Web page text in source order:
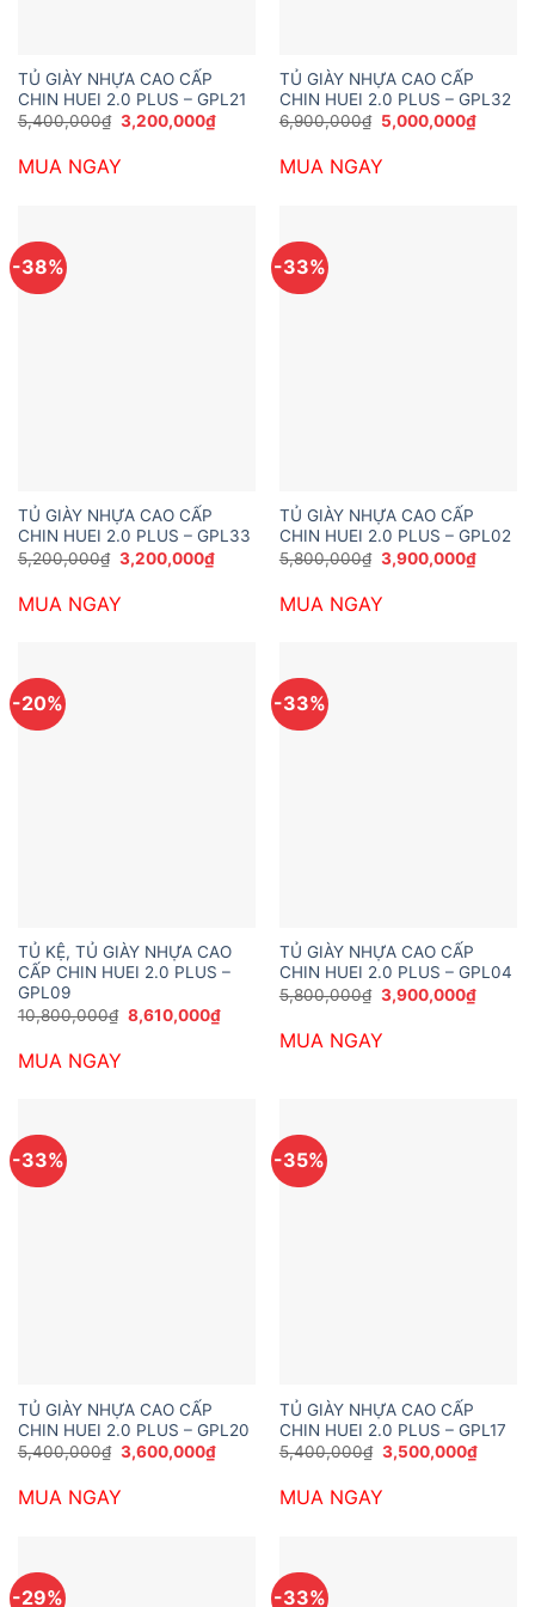
TỦ GIÀY NHỰA CAO CẤP
CHIN HUEI 2.0 PLUS – GPL21
5,400,000₫ Giá
gốc
5,400,000₫.
3,200,000₫Giá
hiện
MUA NGAY
TỦ GIÀY NHỰA CAO CẤP
CHIN HUEI 2.0 PLUS – GPL32
6,900,000₫ Giá
gốc
6,900,000₫.
5,000,000₫Giá
hiện
MUA NGAY
-38%
TỦ GIÀY NHỰA CAO CẤP
CHIN HUEI 2.0 PLUS – GPL33
5,200,000₫ Giá
gốc
5,200,000₫.
3,200,000₫Giá
hiện
3,200,000₫.
MUA NGAY
-33%
TỦ GIÀY NHỰA CAO CẤP
CHIN HUEI 2.0 PLUS – GPL02
5,800,000₫ Giá
gốc
5,800,000₫.
3,900,000₫Giá
hiện
MUA NGAY
-20%
TỦ KỆ, TỦ GIÀY NHỰA CAO
CẤP CHIN HUEI 2.0 PLUS –
GPL09
10,800,000₫ Giá
gốc
8,610,000₫Giá
hiện
MUA NGAY
-33%
TỦ GIÀY NHỰA CAO CẤP
CHIN HUEI 2.0 PLUS – GPL04
5,800,000₫ Giá
gốc
5,800,000₫.
3,900,000₫Giá
hiện
MUA NGAY
-33%
TỦ GIÀY NHỰA CAO CẤP
CHIN HUEI 2.0 PLUS – GPL20
5,400,000₫ Giá
gốc
5,400,000₫.
3,600,000₫Giá
hiện
MUA NGAY
-35%
TỦ GIÀY NHỰA CAO CẤP
CHIN HUEI 2.0 PLUS – GPL17
5,400,000₫ Giá
gốc
5,400,000₫.
3,500,000₫Giá
hiện
MUA NGAY
-29% -33%